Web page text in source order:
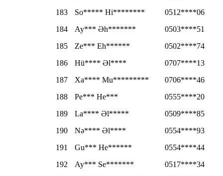
183
So***** Hi********
0512****06
184
Ay*** Əh*******
0503****51
185
Ze*** Eh******
0502****74
186
Hü**** Əl****
0707****13
187
Xa**** Mu*********
0706****46
188
Pe*** He***
0555****20
189
La**** Əl*****
0509****85
190
Nə**** Əl****
0554****93
191
Gu*** He******
0554****44
192
Ay*** Se*******
0517****34